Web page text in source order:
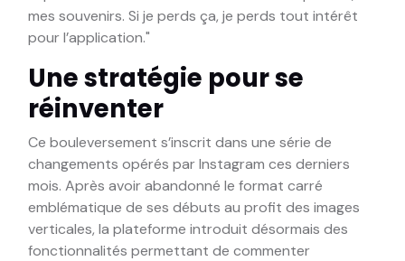
mes souvenirs. Si je perds ça, je perds tout intérêt
pour l’application."
Une stratégie pour se
réinventer
Ce bouleversement s’inscrit dans une série de
changements opérés par Instagram ces derniers
mois. Après avoir abandonné le format carré
emblématique de ses débuts au profit des images
verticales, la plateforme introduit désormais des
fonctionnalités permettant de commenter